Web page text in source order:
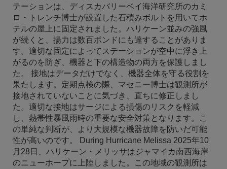
テーションは、ディスカバリーベイ海洋研究所のカミ
ロ・トレンチ博士が設置した石積みボルトを用いてホ
テルの屋上に固定されました。ハリケーン並みの強風
が続くと、揚力は数百ポンドにも達することがありま
す。適切な固定によってステーションが空中に浮き上
がるのを防ぎ、機器と下の構造物の両方を保護しまし
た。 接地はデータだけでなく、機器全体を守る役割を
果たします。定期点検の際、マセニー博士は観測所が
接地されていないことに気づき、直ちに修正しまし
た。適切な接地はサージによる損傷のリスクを軽減
し、熱帯性暴風雨時の重要な安全対策となります。こ
の単純な判断が、より大規模な機器故障を防いだ可能
性が高いのです。 During Hurricane Melissa 2025年10
月28日、ハリケーン・メリッサはジャマイカ南西海岸
のニューホープに上陸しました。この地域の観測所は